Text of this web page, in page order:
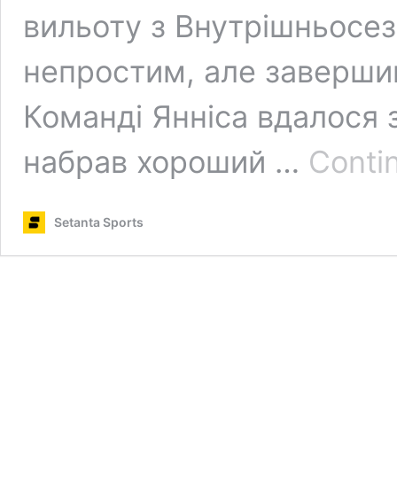
вильоту з
непростим, але
Команді Янніса вдалося
набрав хороший …
Setanta Sports